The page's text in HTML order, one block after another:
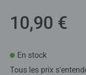
10,90 €
En stock
Tous les prix